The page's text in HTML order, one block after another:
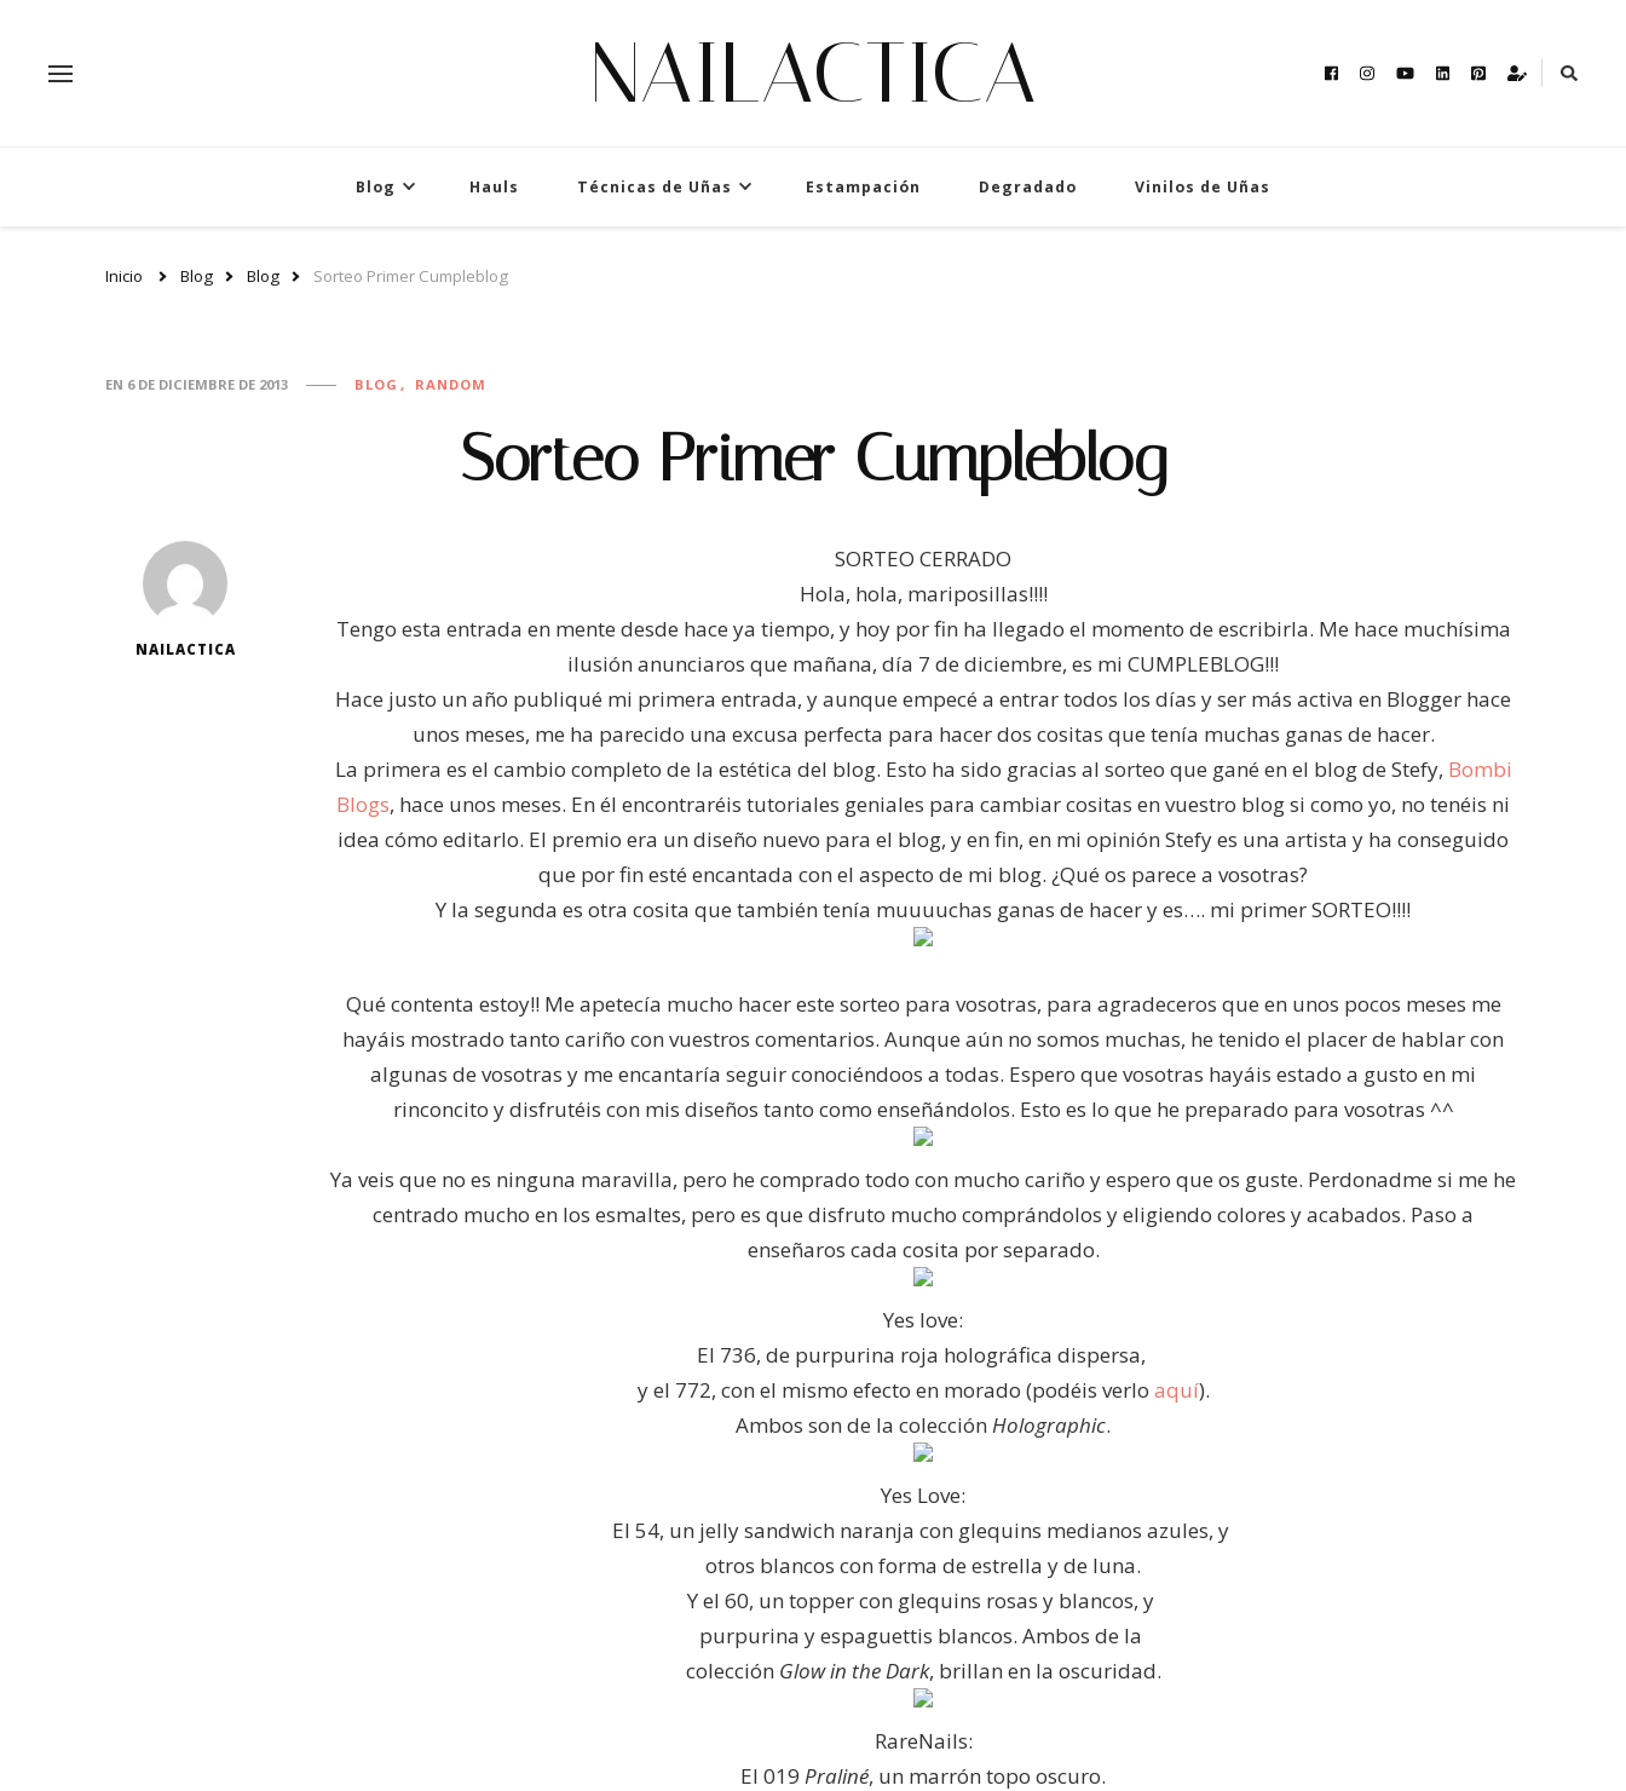
NAILACTICA
Blog Hauls Técnicas de Uñas Estampación Degradado Vinilos de Uñas
Inicio Blog Blog Sorteo Primer Cumpleblog
EN 6 DE DICIEMBRE DE 2013 BLOG RANDOM
Sorteo Primer Cumpleblog
NAILACTICA
SORTEO CERRADO
Hola, hola, mariposillas!!!!
Tengo esta entrada en mente desde hace ya tiempo, y hoy por fin ha llegado el momento de escribirla. Me hace muchísima
ilusión anunciaros que mañana, día 7 de diciembre, es mi CUMPLEBLOG!!!
Hace justo un año publiqué mi primera entrada, y aunque empecé a entrar todos los días y ser más activa en Blogger hace
unos meses, me ha parecido una excusa perfecta para hacer dos cositas que tenía muchas ganas de hacer.
La primera es el cambio completo de la estética del blog. Esto ha sido gracias al sorteo que gané en el blog de Stefy, Bombi
Blogs, hace unos meses. En él encontraréis tutoriales geniales para cambiar cositas en vuestro blog si como yo, no tenéis ni
idea cómo editarlo. El premio era un diseño nuevo para el blog, y en fin, en mi opinión Stefy es una artista y ha conseguido
que por fin esté encantada con el aspecto de mi blog. ¿Qué os parece a vosotras?
Y la segunda es otra cosita que también tenía muuuuchas ganas de hacer y es…. mi primer SORTEO!!!!
Qué contenta estoy!! Me apetecía mucho hacer este sorteo para vosotras, para agradeceros que en unos pocos meses me
hayáis mostrado tanto cariño con vuestros comentarios. Aunque aún no somos muchas, he tenido el placer de hablar con
algunas de vosotras y me encantaría seguir conociéndoos a todas. Espero que vosotras hayáis estado a gusto en mi
rinconcito y disfrutéis con mis diseños tanto como enseñándolos. Esto es lo que he preparado para vosotras ^^
Ya veis que no es ninguna maravilla, pero he comprado todo con mucho cariño y espero que os guste. Perdonadme si me he
centrado mucho en los esmaltes, pero es que disfruto mucho comprándolos y eligiendo colores y acabados. Paso a
enseñaros cada cosita por separado.
Yes love:
El 736, de purpurina roja holográfica dispersa,
y el 772, con el mismo efecto en morado (podéis verlo aquí).
Ambos son de la colección Holographic.
Yes Love:
El 54, un jelly sandwich naranja con glequins medianos azules, y
otros blancos con forma de estrella y de luna.
Y el 60, un topper con glequins rosas y blancos, y
purpurina y espaguettis blancos. Ambos de la
colección Glow in the Dark, brillan en la oscuridad.
RareNails:
El 019 Praliné, un marrón topo oscuro.